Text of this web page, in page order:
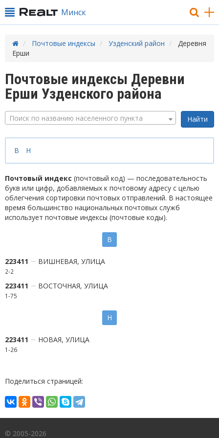
Минск
Почтовые индексы Узденский район
Деревня
Ерши
Почтовые индексы Деревни
Ерши Узденского района
Поиск по названию населенного пункта
В Н
Почтовый индекс (почтовый код) — последовательность
букв или цифр, добавляемых к почтовому адресу с целью
облегчения сортировки почтовых отправлений. В настоящее
время большинство национальных почтовых служб
использует почтовые индексы (почтовые коды).
В
223411 ВИШНЕВАЯ, УЛИЦА
2-2
223411 ВОСТОЧНАЯ, УЛИЦА
1-75
Н
223411 НОВАЯ, УЛИЦА
1-26
Поделиться страницей:
© 2005-2026